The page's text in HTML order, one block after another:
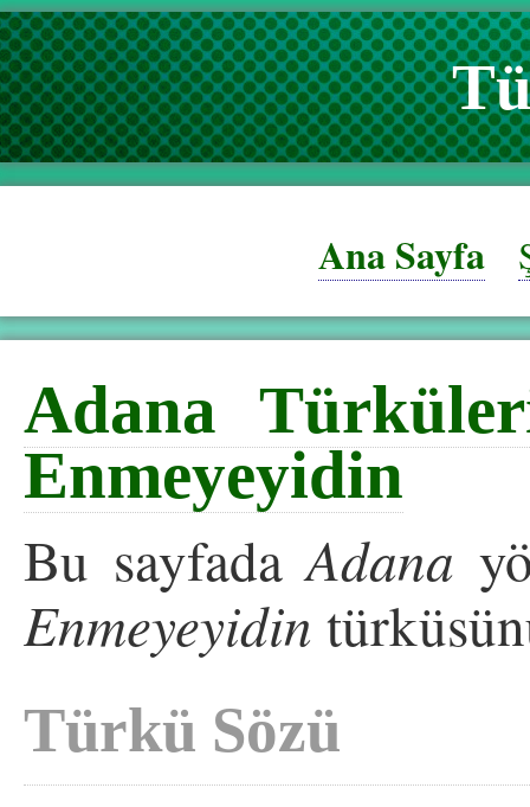
Ana Sayfa
Adana
Enmeyeyidin
Bu sayfadaAdana
Enmeyeyidin
Türkü Sözü